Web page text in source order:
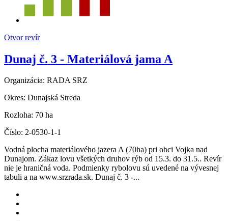
Otvor revír
Dunaj č. 3 - Materiálová jama A
Organizácia: RADA SRZ
Okres: Dunajská Streda
Rozloha: 70 ha
Číslo: 2-0530-1-1
Vodná plocha materiálového jazera A (70ha) pri obci Vojka nad
Dunajom. Zákaz lovu všetkých druhov rýb od 15.3. do 31.5.. Revír
nie je hraničná voda. Podmienky rybolovu sú uvedené na vývesnej
tabuli a na www.srzrada.sk. Dunaj č. 3 -...